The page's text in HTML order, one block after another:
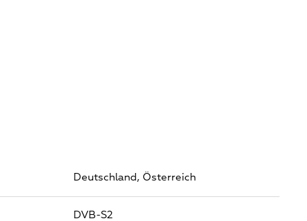
Deutschland, Österreich
DVB-S2